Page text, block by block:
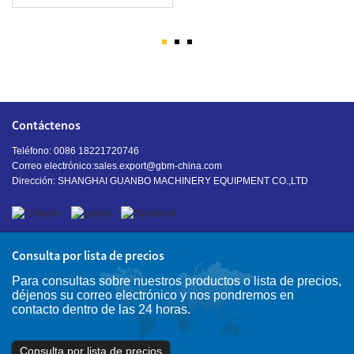
Contáctenos
Teléfono: 0086 18221720746
Correo electrónico:sales.export@gbm-china.com
Dirección: SHANGHAI GUANBO MACHINERY EQUIPMENT CO.,LTD
Consulta por lista de precios
Para consultas sobre nuestros productos o lista de precios,
déjenos su correo electrónico y nos pondremos en
contacto dentro de las 24 horas.
Consulta por lista de precios